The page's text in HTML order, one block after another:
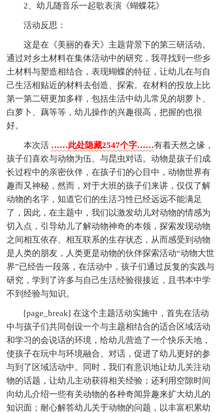
2、幼儿随音乐一起歌表演《蝴蝶花》
活动反思：
这是在《美丽的春天》主题背景下的第三研活动。
通过对乡土材料在集体活动中的研究，我寻找到一些乡
土材料与塑造相结合，表现蝴蝶的特征，让幼儿在与自
己生活相贴近的材料去创造、探索。在材料的投放上比
第一第二研更加多样，包括生活中幼儿常见的胡萝卜、
白萝卜、藕等等，幼儿操作的兴趣很高，把握的也很
好。
本次活 ……此处隐藏2547个字……有着天然之缘，
孩子们喜欢与动物为伍、与昆虫对话。动物是孩子们成
长过程中的亲密伙伴，在孩子们的心目中，动物世界有
趣而又神秘，然而，对于大班的孩子们来讲，仅仅了解
动物的名字，知道它们的生活习性已经远远不能满足
了，因此，在主题中，我们以激发幼儿对动物的情感为
切入点，引导幼儿了解动物神奇的本领，探索发现动物
之间相互依存、相互联系的生存状态，从而感受到动物
是人类的朋友，人类更是动物的伙伴探索活动“动物大世
界”已经告一段落，在活动中，孩子们通过反复的实践与
研究，学到了许多与自己生活经验很接近，且书本中学
不到经验与知识。
[page_break] 在这个主题活动实施中，首先在活动
中与孩子们共同创设一个与主题相结合的适合区域活动
和学习的会说话的环境，给幼儿营造了一个快乐天地，
使孩子在玩中与环境融合、对话，促进了幼儿更好的参
与到了区域活动中。同时，我们有意识地让幼儿关注动
物的话题，让幼儿主动获得相关经验；还利用空隙时间
向幼儿介绍一些有关动物的各种奇闻异趣来扩大幼儿的
知识面；耐心解答幼儿关于动物的问题，以丰富积累幼